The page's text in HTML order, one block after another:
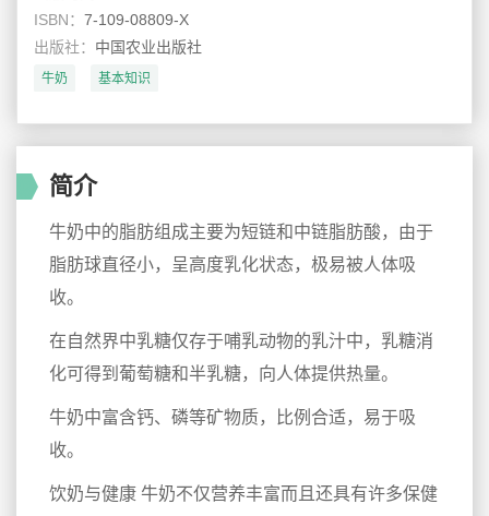
ISBN： 7-109-08809-X
出版社： 中国农业出版社
牛奶 基本知识
简介
牛奶中的脂肪组成主要为短链和中链脂肪酸，由于
脂肪球直径小，呈高度乳化状态，极易被人体吸
收。
在自然界中乳糖仅存于哺乳动物的乳汁中，乳糖消
化可得到葡萄糖和半乳糖，向人体提供热量。
牛奶中富含钙、磷等矿物质，比例合适，易于吸
收。
饮奶与健康 牛奶不仅营养丰富而且还具有许多保健